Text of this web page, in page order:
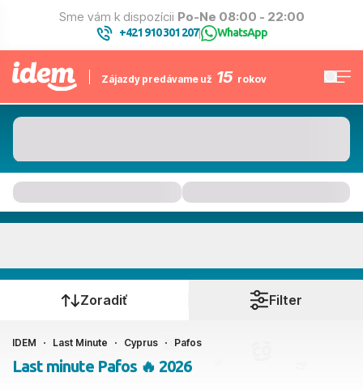
Sme vám k dispozícii Po-Ne 08:00 - 22:00
+421 910 301 207| WhatsApp
Zájazdy predávame už 15 rokov
Kedy cestujete?
Ako cestujete?
Zoradiť Filter
IDEM Last Minute Cyprus Pafos
Last minute Pafos 🔥 2026